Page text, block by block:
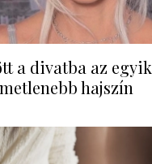
a divatba az egyik
hajszín